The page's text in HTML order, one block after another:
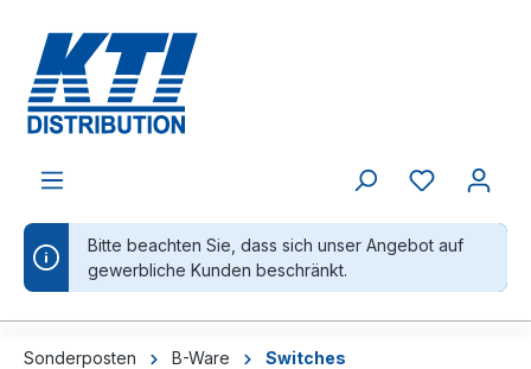
Bitte beachten Sie, dass sich unser Angebot auf
gewerbliche Kunden beschränkt.
Sonderposten B-Ware Switches